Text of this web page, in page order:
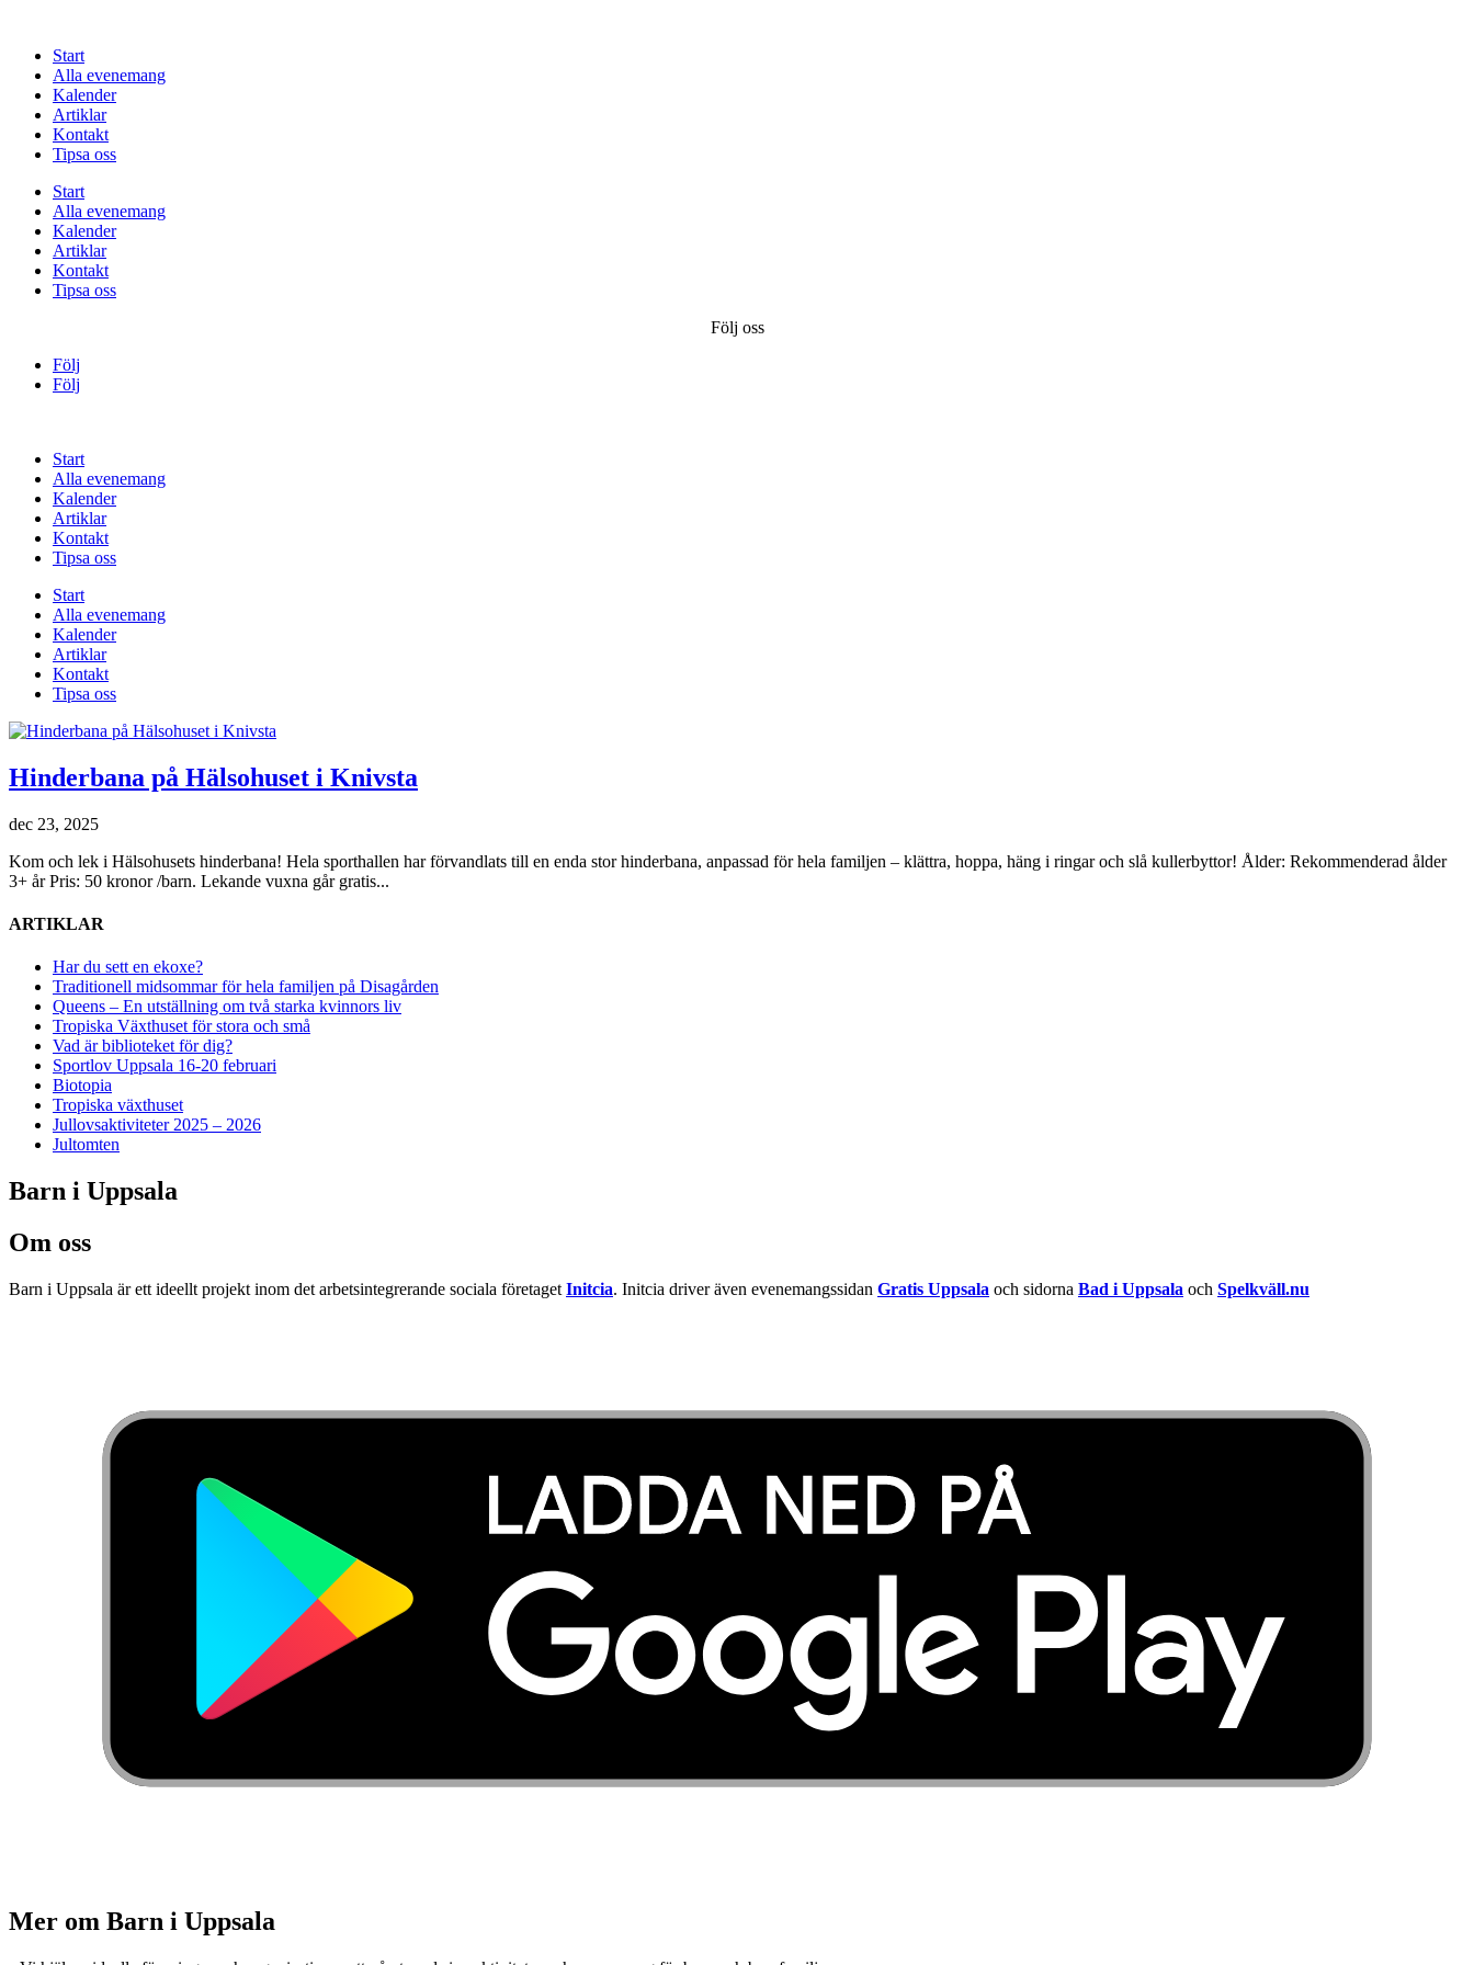
Start
Alla evenemang
Kalender
Artiklar
Kontakt
Tipsa oss
Start
Alla evenemang
Kalender
Artiklar
Kontakt
Tipsa oss
Följ oss
Följ
Följ
Start
Alla evenemang
Kalender
Artiklar
Kontakt
Tipsa oss
Start
Alla evenemang
Kalender
Artiklar
Kontakt
Tipsa oss
Hinderbana på Hälsohuset i Knivsta
dec 23, 2025
Kom och lek i Hälsohusets hinderbana! Hela sporthallen har förvandlats till en enda stor hinderbana, anpassad för hela familjen – klättra, hoppa, häng i ringar och slå kullerbyttor! Ålder: Rekommenderad ålder
3+ år Pris: 50 kronor /barn. Lekande vuxna går gratis...
ARTIKLAR
Har du sett en ekoxe?
Traditionell midsommar för hela familjen på Disagården
Queens – En utställning om två starka kvinnors liv
Tropiska Växthuset för stora och små
Vad är biblioteket för dig?
Sportlov Uppsala 16-20 februari
Biotopia
Tropiska växthuset
Jullovsaktiviteter 2025 – 2026
Jultomten
Barn i Uppsala
Om oss
Barn i Uppsala är ett ideellt projekt inom det arbetsintegrerande sociala företaget Initcia. Initcia driver även evenemangssidan Gratis Uppsala och sidorna Bad i Uppsala och Spelkväll.nu
Mer om Barn i Uppsala